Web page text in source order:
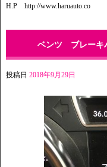
H.P http://www.haruauto.co
ベンツ ブレー
投稿日 2018年9月29日